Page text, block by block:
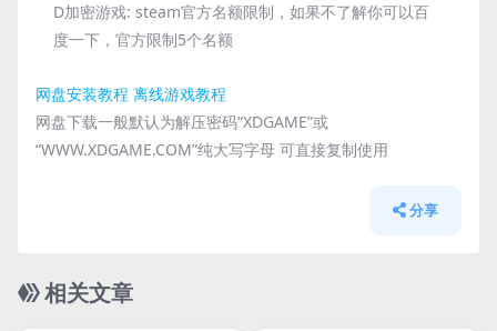
D加密游戏: steam官方名额限制，如果不了解你可以百
度一下，官方限制5个名额
网盘安装教程 离线游戏教程
网盘下载一般默认为解压密码“XDGAME”或
“WWW.XDGAME.COM”纯大写字母 可直接复制使用
分享
相关文章